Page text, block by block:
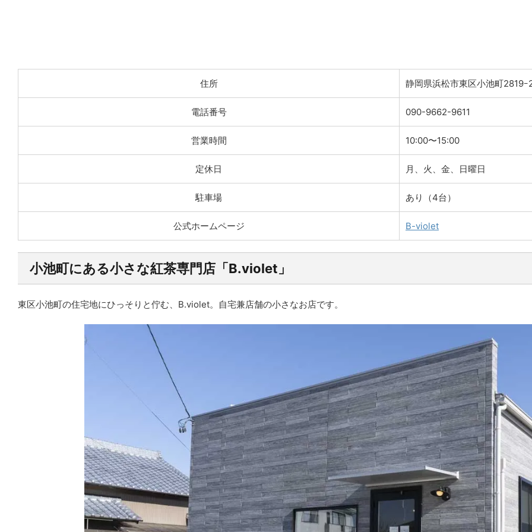
住所 静岡県浜松市東区小池町2819ｰ
電話番号 090-9662-9611
営業時間 10:00〜15:00
定休日 月、火、金、日曜日
駐車場 あり（4台）
公式ホームページ B-violet
小池町にある小さな紅茶専門店「B.violet」
東区小池町の住宅地にひっそりと佇む、B.violet。自宅兼店舗の小さなお店です。